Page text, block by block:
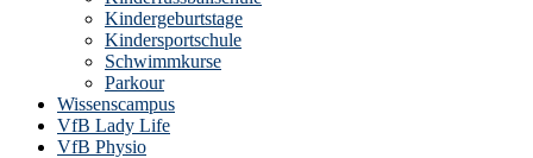
Kindergeburtstage
Kindersportschule
Schwimmkurse
Parkour
Wissenscampus
VfB Lady Life
VfB Physio